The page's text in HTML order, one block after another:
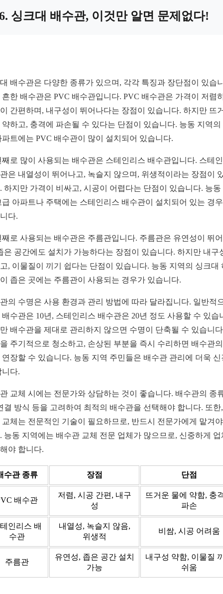
싱크대 배수관, 이것만 알면 문제없다!
배수관은 다양한 종류가 있으며, 각각 특징과 장단점이 있습
흔한 배수관은 PVC 배수관입니다. PVC 배수관은 가격이 저렴
간편하며, 내구성이 뛰어나다는 장점이 있습니다. 하지만 뜨
약하고, 충격에 파손될 수 있다는 단점이 있습니다. 능동 지역의
파트에는 PVC 배수관이 많이 설치되어 있습니다.
째로 많이 사용되는 배수관은 스테인리스 배수관입니다. 스테
은 내열성이 뛰어나고, 녹슬지 않으며, 위생적이라는 장점이
하지만 가격이 비싸고, 시공이 어렵다는 단점이 있습니다. 능동
급 아파트나 주택에는 스테인리스 배수관이 설치되어 있는 경
다.
째로 사용되는 배수관은 주름관입니다. 주름관은 유연성이 뛰
은 공간에도 설치가 가능하다는 장점이 있습니다. 하지만 내구
, 이물질이 끼기 쉽다는 단점이 있습니다. 능동 지역의 싱크대
좁은 곳에는 주름관이 사용되는 경우가 있습니다.
의 수명은 사용 환경과 관리 방법에 따라 달라집니다. 일반적
배수관은 10년, 스테인리스 배수관은 20년 정도 사용할 수 있습
배수관을 제대로 관리하지 않으면 수명이 단축될 수 있습니
주기적으로 청소하고, 손상된 부분을 즉시 수리하면 배수관
연장할 수 있습니다. 능동 지역 주민들은 배수관 관리에 더욱 신
니다.
교체 시에는 전문가와 상담하는 것이 좋습니다. 배수관의 종
결 방식 등을 고려하여 최적의 배수관을 선택해야 합니다. 또한
교체는 전문적인 기술이 필요하므로, 반드시 전문가에게 맡겨
능동 지역에는 배수관 교체 전문 업체가 많으므로, 신중하게 업
야 합니다.
수관 종류 장점 단점
배수관
저렴, 시공 간편, 내구
성
뜨거운 물에 약함, 충
파손
인리스 배
수관
내열성, 녹슬지 않음,
위생적
비쌈, 시공 어려움
주름관
유연성, 좁은 공간 설치
가능
내구성 약함, 이물질
쉬움